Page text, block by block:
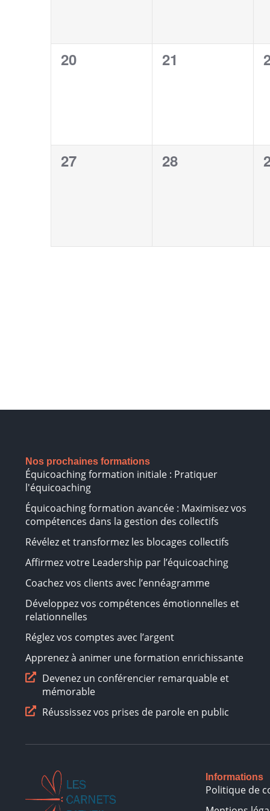
0
20
0
21
0
0
27
0
28
0
Nos prochaines formations
Équicoaching formation initiale : Pratiquer
l'équicoaching
Équicoaching formation avancée : Maximisez vos
compétences dans la gestion des collectifs
Révélez et transformez les blocages collectifs
Affirmez votre Leadership par l’équicoaching
Coachez vos clients avec l’ennéagramme
Développez vos compétences émotionnelles et
relationnelles
Réglez vos comptes avec l’argent
Apprenez à animer une formation enrichissante
Devenez un conférencier remarquable et
mémorable
Réussissez vos prises de parole en public
Informations
Politique de